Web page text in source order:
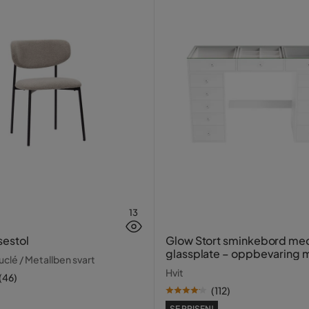
13
/ Metallben svart
(46)
Glow Stort sminkebord
glassplate – oppbevaring
skuffer og rom 120 cm
Hvit
(112)